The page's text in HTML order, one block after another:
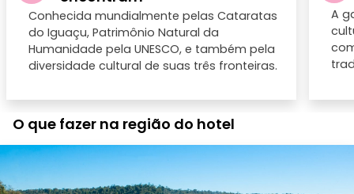
Conhecida mundialmente pelas Cataratas
do Iguaçu, Patrimônio Natural da
Humanidade pela UNESCO, e também pela
diversidade cultural de suas três fronteiras.
A
O que fazer na região do hotel